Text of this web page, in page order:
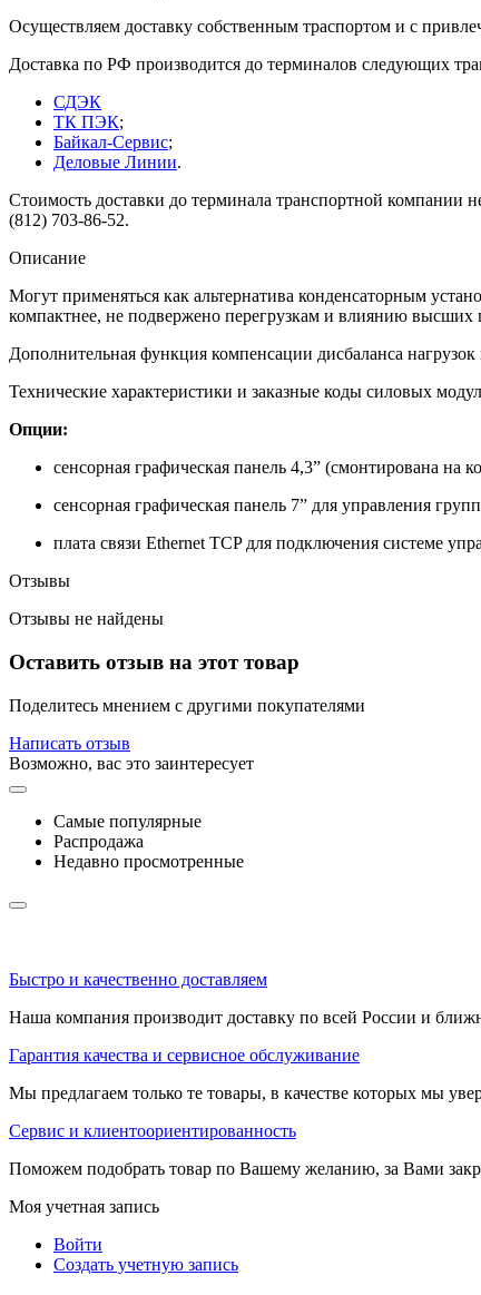
Осуществляем доставку собственным траспортом и с
Доставка по РФ производится до терминалов следующих
СДЭК
ТК ПЭК;
Байкал-Сервис;
Деловые Линии.
Стоимость доставки до терминала транспортной компании
(812) 703-86-52.
Описание
Могут применяться как альтернатива конденсаторным
компактнее, не подвержено перегрузкам и влиянию высших
Дополнительная функция компенсации дисбаланса
Технические характеристики и заказные коды силовых
Опции:
сенсорная графическая панель 4,3” (смонтирована на
сенсорная графическая панель 7” для управления
плата связи Ethernet TCP для подключения системе
Отзывы
Отзывы не найдены
Оставить отзыв на этот товар
Поделитесь мнением с другими покупателями
Написать отзыв
Возможно, вас это заинтересует
Самые популярные
Распродажа
Недавно просмотренные
Быстро и качественно доставляем
Наша компания производит доставку по всей России и
Гарантия качества и сервисное обслуживание
Мы предлагаем только те товары, в качестве которых мы
Сервис и клиентоориентированность
Поможем подобрать товар по Вашему желанию, за Вами
Моя учетная запись
Войти
Создать учетную запись